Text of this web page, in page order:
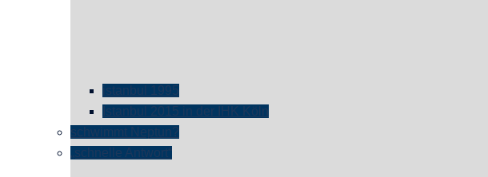
istanbul 1995
Istanbul 2015 in der IHK Köln
schwimmt Neptun?
„schnelle Antwort“